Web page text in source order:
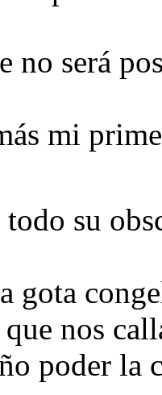
no será
mi
su
gota
nos
poder la